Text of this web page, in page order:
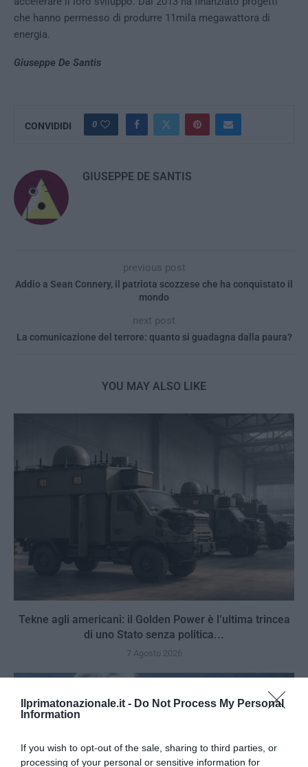
Ilprimatonazionale.it - Do Not Process My Personal
Information
If you wish to opt-out of the sale, sharing to third parties, or
processing of your personal or sensitive information for
che hanno permesso di produrre 11mila megawattora di
energia.
Giuseppe De Santis
CONVIDIDI 0
GIUSEPPE DE SANTIS
previous post
Addio a Sean Connery, il patriota scozzese che ha conquistato il
mondo
next post
La comunicazione del terrore: quanto si guadagna dalla paura?
YOU MAY ALSO LIKE
Tekne agli americani: il Golden Power è l’ultima trincea
di uno Stato senza politica...
7 Agosto 2026